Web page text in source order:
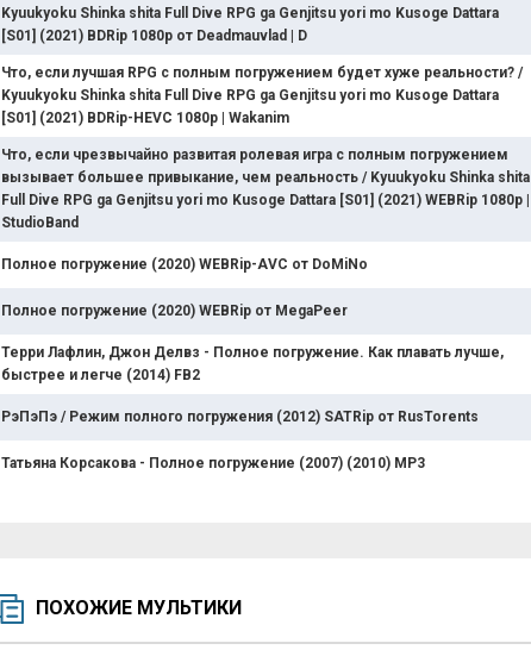
Kyuukyoku Shinka shita Full Dive RPG ga Genjitsu yori mo Kusoge Dattara
[S01] (2021) BDRip 1080p от Deadmauvlad | D
Что, если лучшая RPG с полным погружением будет хуже реальности? /
Kyuukyoku Shinka shita Full Dive RPG ga Genjitsu yori mo Kusoge Dattara
[S01] (2021) BDRip-HEVC 1080p | Wakanim
Что, если чрезвычайно развитая ролевая игра с полным погружением
вызывает большее привыкание, чем реальность / Kyuukyoku Shinka shita
Full Dive RPG ga Genjitsu yori mo Kusoge Dattara [S01] (2021) WEBRip 1080p |
StudioBand
Полное погружение (2020) WEBRip-AVC от DoMiNo
Полное погружение (2020) WEBRip от MegaPeer
Терри Лафлин, Джон Делвз - Полное погружение. Как плавать лучше,
быстрее и легче (2014) FB2
РэПэПэ / Режим полного погружения (2012) SATRip от RusTorents
Татьяна Корсакова - Полное погружение (2007) (2010) MP3
ПОХОЖИЕ МУЛЬТИКИ